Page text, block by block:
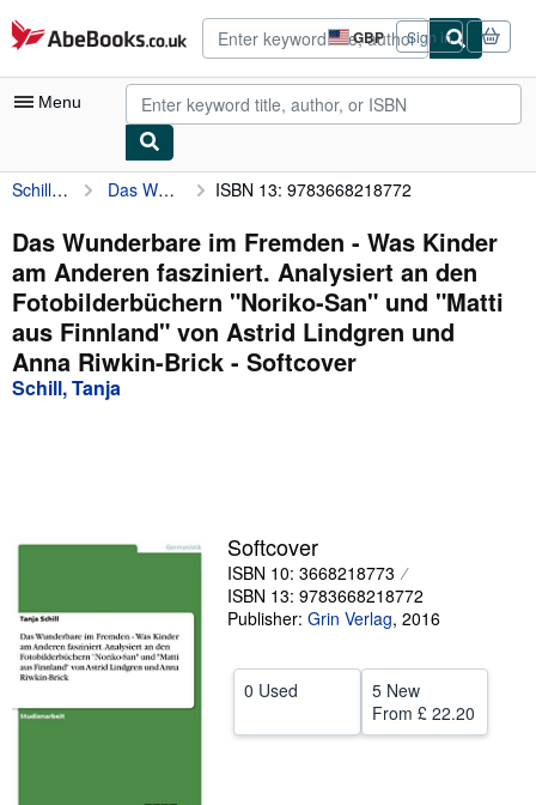
Skip to main content
AbeBooks.co.uk GBP
Site
shopping
preferences
Sign in
Menu
My Account
My Purchases
Advanced Search
Browse Collections
Rare Books
Art & Collectables
CLOSE
Schill, Tanja Das Wunderbare im Fremden - Was Kinder am Anderen fasziniert. Analysiert an den Fotobilderbüchern "Noriko-San" und "Matti aus Finnland" von Astrid Lindgren und Anna Riwkin-Brick ISBN 13: 9783668218772
Das Wunderbare im Fremden - Was Kinder
am Anderen fasziniert. Analysiert an den
Fotobilderbüchern "Noriko-San" und "Matti
aus Finnland" von Astrid Lindgren und
Anna Riwkin-Brick - Softcover
Schill, Tanja
Softcover
ISBN 10: 3668218773
ISBN 13: 9783668218772
Publisher: Grin Verlag, 2016
0 Used
5 New
From £ 22.20